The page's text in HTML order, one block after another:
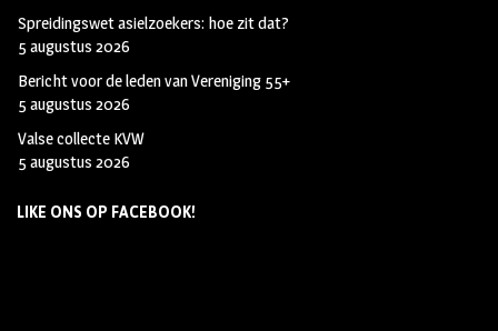
Spreidingswet asielzoekers: hoe zit dat?
5 augustus 2026
Bericht voor de leden van Vereniging 55+
5 augustus 2026
Valse collecte KVW
5 augustus 2026
LIKE ONS OP FACEBOOK!